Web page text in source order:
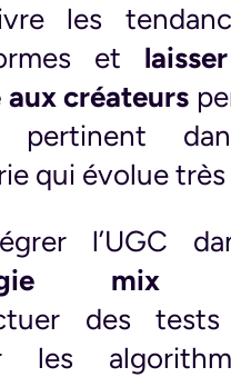
les
et
créateurs
pertinent
qui évolue
l’UGC
mix
des
les